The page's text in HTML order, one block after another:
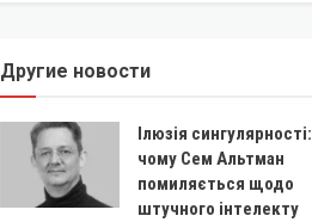
Другие новости
Ілюзія сингулярності:
чому Сем Альтман
помиляється щодо
штучного інтелекту